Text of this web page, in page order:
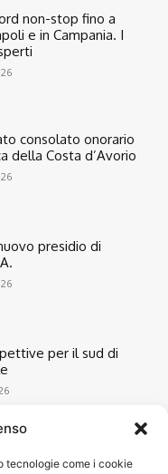
tecnologie come i cookie
non-stop fino a
e in Campania. I
consolato onorario
della Costa d’Avorio
presidio di
per il sud di